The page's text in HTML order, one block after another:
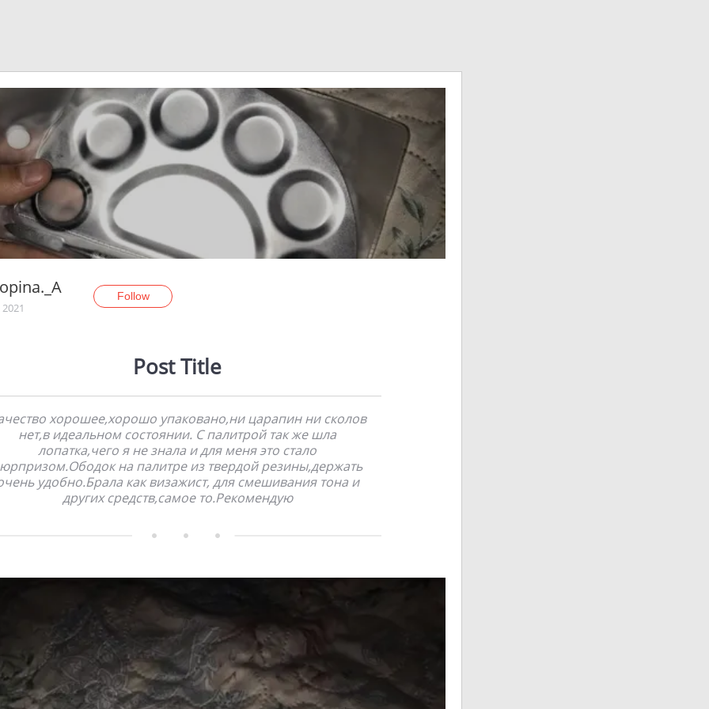
Follow
Post Title
хорошее,хорошо упаковано,ни царапин ни сколов
нет,в идеальном состоянии. С палитрой так же шла
лопатка,чего я не знала и для меня это стало
на палитре из твердой резины,держать
удобно.Брала как визажист, для смешивания тона и
других средств,самое то.Рекомендую